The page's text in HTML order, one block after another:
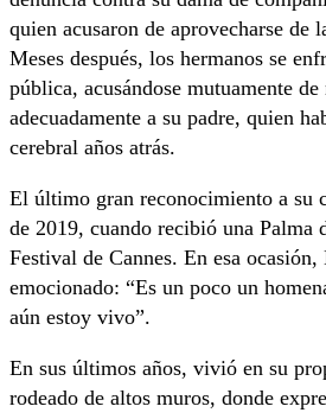
quien acusaron de aprovecharse de
Meses después, los hermanos se
pública, acusándose mutuamente
adecuadamente a su padre, quien
cerebral años atrás.
El último gran reconocimiento a su
de 2019, cuando recibió una Palma
Festival de Cannes. En esa
emocionado: “Es un poco un
aún estoy vivo”.
En sus últimos años, vivió en su
rodeado de altos muros, donde